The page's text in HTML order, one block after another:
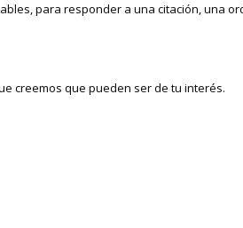
para responder a una citación, una
creemos que pueden ser de tu interés.